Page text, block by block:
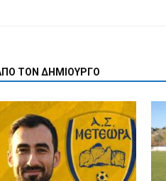
ΤΟΝ ΔΗΜΙΟΥΡΓΟ